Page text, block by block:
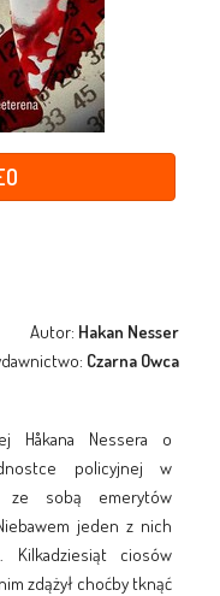
Autor: Hakan Nesser
Czarna Owca
Håkana Nessera o
policyjnej w
ze sobą emerytów
jeden z nich
Kilkadziesiąt ciosów
zdążył choćby tknąć